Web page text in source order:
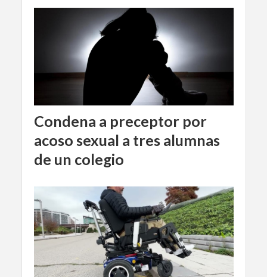
Condena a preceptor por
acoso sexual a tres alumnas
de un colegio